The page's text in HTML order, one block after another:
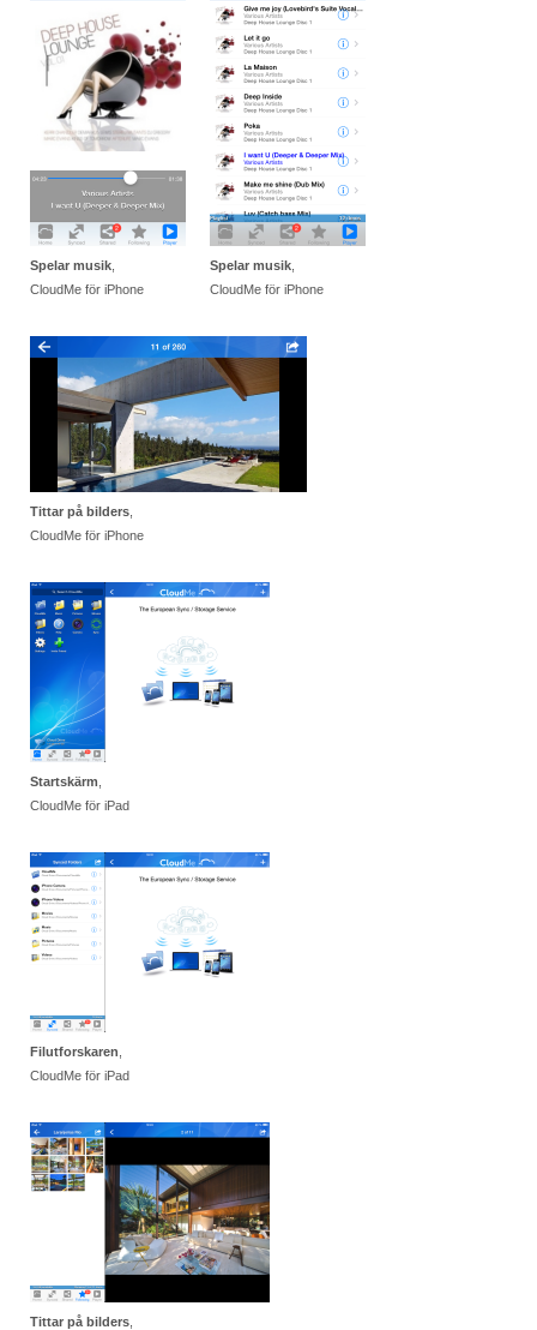
Spelar musik
CloudMe för iPhone
Spelar musik
CloudMe för iPhone
Tittar på bilders
CloudMe för iPhone
Startskärm
CloudMe för iPad
Filutforskaren
CloudMe för iPad
Tittar på bilders